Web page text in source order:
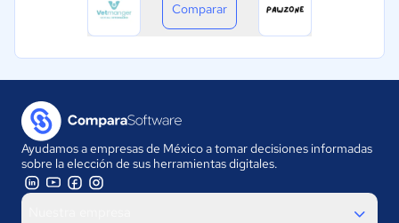
Comparar
Ayudamos a empresas de México a tomar decisiones informadas
sobre la elección de sus herramientas digitales.